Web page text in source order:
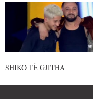
SHIKO TË GJITHA